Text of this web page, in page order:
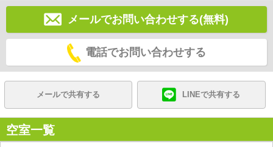
メールでお問い合わせする(無料)
電話でお問い合わせする
メールで共有する LINEで共有する
空室一覧